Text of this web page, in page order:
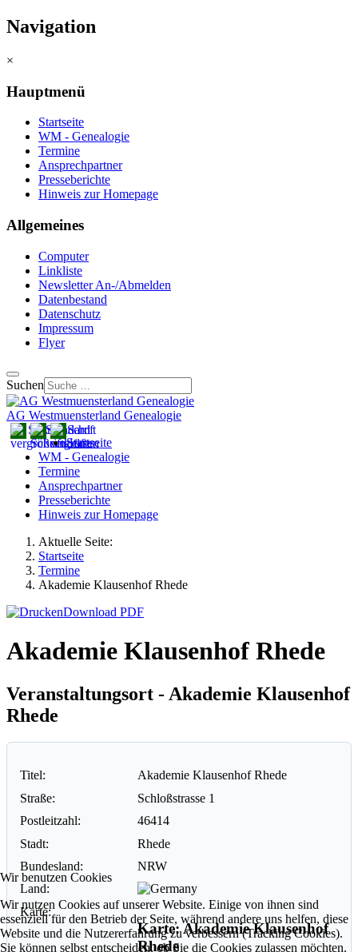
Navigation
×
Hauptmenü
Startseite
WM - Genealogie
Termine
Ansprechpartner
Presseberichte
Hinweis zur Homepage
Allgemeines
Computer
Linkliste
Newsletter An-/Abmelden
Datenbestand
Datenschutz
Impressum
Flyer
Suchen
AG Westmuensterland Genealogie
Startseite
WM - Genealogie
Termine
Ansprechpartner
Presseberichte
Hinweis zur Homepage
Aktuelle Seite:
Startseite
Termine
Akademie Klausenhof Rhede
Download PDF
Akademie Klausenhof Rhede
Veranstaltungsort - Akademie Klausenhof
Rhede
Titel:
Akademie Klausenhof Rhede
Straße:
Schloßstrasse 1
Postleitzahl:
46414
Stadt:
Rhede
Bundesland:
NRW
Land:
Karte:
Karte: Akademie Klausenhof
Rhede
Wir benutzen Cookies
Wir nutzen Cookies auf unserer Website. Einige von ihnen sind
essenziell für den Betrieb der Seite, während andere uns helfen, diese
Website und die Nutzererfahrung zu verbessern (Tracking Cookies).
Sie können selbst entscheiden, ob Sie die Cookies zulassen möchten.